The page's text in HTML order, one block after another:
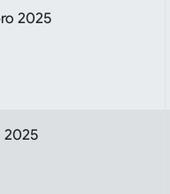
2025
2025